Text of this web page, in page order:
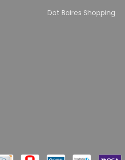
Dot Baires Shopping